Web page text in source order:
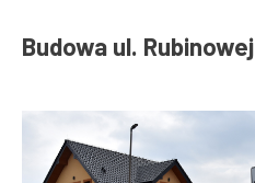
Miasta
Dzierżoniów
nawigacyjna
Budowa ul. Rubinowej